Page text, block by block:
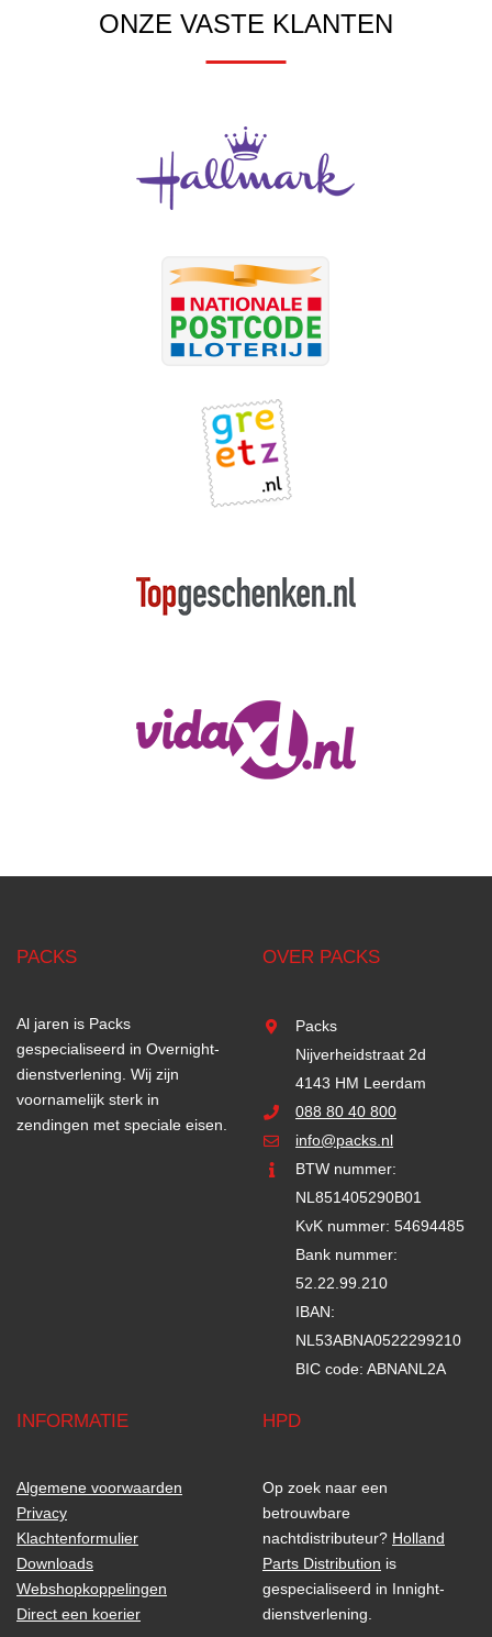
ONZE VASTE KLANTEN
PACKS
Al jaren is Packs
gespecialiseerd in Overnight-
dienstverlening. Wij zijn
voornamelijk sterk in
zendingen met speciale eisen.
OVER PACKS
Packs
Nijverheidstraat 2d
4143 HM Leerdam
088 80 40 800
info@packs.nl
BTW nummer:
NL851405290B01
KvK nummer: 54694485
Bank nummer:
52.22.99.210
IBAN:
NL53ABNA0522299210
BIC code: ABNANL2A
INFORMATIE
Algemene voorwaarden
Privacy
Klachtenformulier
Downloads
Webshopkoppelingen
Direct een koerier
HPD
Op zoek naar een
betrouwbare
nachtdistributeur? Holland
Parts Distribution is
gespecialiseerd in Innight-
dienstverlening.